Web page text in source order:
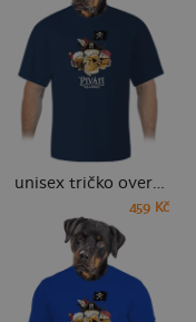
unisex tričko oversized
459 Kč